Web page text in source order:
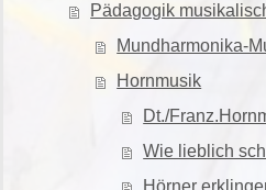
Pädagogik
Mundharmonika-
Hornmusik
Dt./
Wie lieblich
Hörner